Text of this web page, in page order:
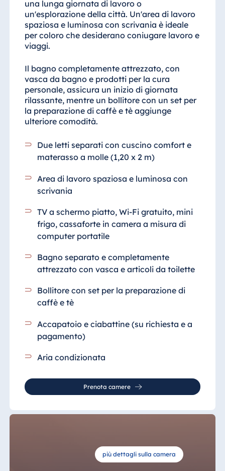
una lunga giornata di lavoro o
un'esplorazione della città. Un'area di lavoro
spaziosa e luminosa con scrivania è ideale
per coloro che desiderano coniugare lavoro e
viaggi.
Il bagno completamente attrezzato, con
vasca da bagno e prodotti per la cura
personale, assicura un inizio di giornata
rilassante, mentre un bollitore con un set per
la preparazione di caffè e tè aggiunge
ulteriore comodità.
Due letti separati con cuscino comfort e
materasso a molle (1,20 x 2 m)
Area di lavoro spaziosa e luminosa con
scrivania
TV a schermo piatto, Wi-Fi gratuito, mini
frigo, cassaforte in camera a misura di
computer portatile
Bagno separato e completamente
attrezzato con vasca e articoli da toilette
Bollitore con set per la preparazione di
caffè e tè
Accapatoio e ciabattine (su richiesta e a
pagamento)
Aria condizionata
Prenota camere
più dettagli sulla camera